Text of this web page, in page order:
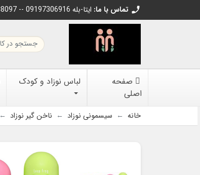
call تماس با ما: 02144438097 -- 09197306916 ایتا-بله
صفحه
اصلی
لباس نوزاد و کودک
خانه سیسمونی نوزاد ناخن گیر نوزاد